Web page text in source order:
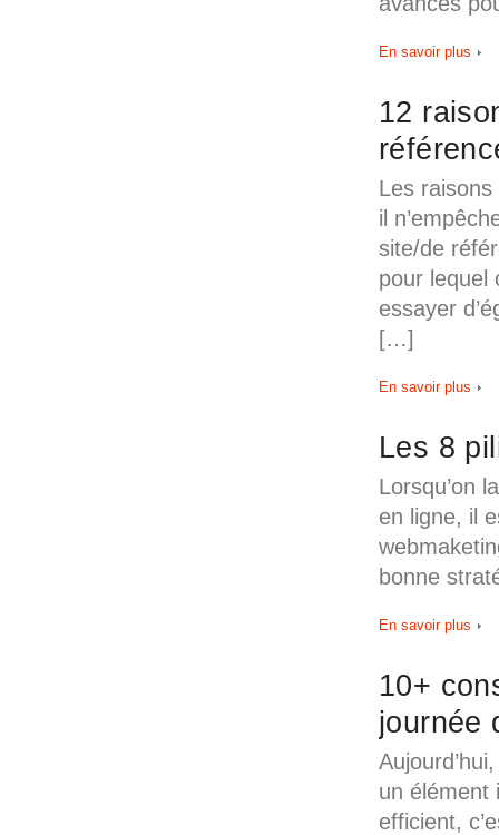
En savoir plus
12
Les
il
site/de
pour lequel
essayer
[…]
En savoir plus
Les 8
Lorsqu’on
en ligne, il
bonne
En savoir plus
10+
journée
un élément
efficient,